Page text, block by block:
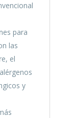
para
las
el
y